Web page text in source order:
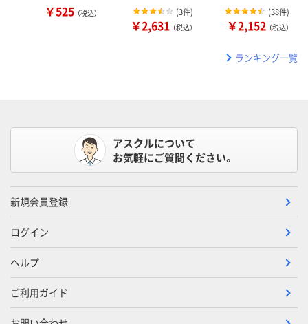
￥525 （税込）
(3件)
￥2,631 （税込）
(38件)
￥2,152 （税込）
ランキング一覧
アスクルについて
お気軽にご質問ください。
新規会員登録
ログイン
ヘルプ
ご利用ガイド